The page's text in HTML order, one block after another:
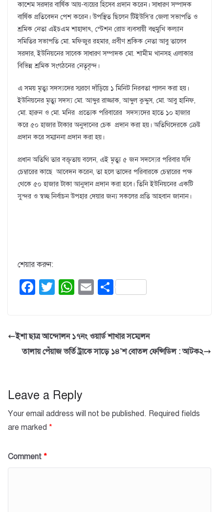
কাশেম সরদার বার্ষিক আয়-ব্যয়ের হিসেব প্রদান করেন। সাধারণ সম্পাদক
বার্ষিক প্রতিবেদন পেশ করেন। উপস্থিত ছিলেন টিইউসি’র জেলা সভাপতি ও
শ্রমিক নেতা এইচএম শাহাদাৎ, স্টেশন রোড ব্যবসায়ী বহুমুখি কল্যান
সমিতির সভাপতি মো. মফিজুর রহমার, প্রবীণ শ্রকিক নেতা আবু তালেব
সরদার, ইউনিয়নের সাবেক সাধারণ সম্পাদক মো. শামীম খানসহ এলাকার
বিভিন্ন শ্রমিক সংগঠনের নেতৃবৃন্দ।
এ সময় মৃত্যু সদস্যদের স্মরণে দাঁড়িয়ে ১ মিনিট নিরবতা পালন করা হয়।
ইউনিয়নের মৃত্যু সদস্য মো. আব্দুর রাজ্জাক, আব্দুল কুদ্দুস, মো. আবু হানিফ,
মো. হারুন ও মো. মনির প্রত্যেক পরিবারের সদস্যদের হাতে ১০ হাজার
করে ৫০ হাজার টাকার অনুদানের চেক প্রদান করা হয়। অতিথিদেরকে ক্রেষ্ট
প্রদান করে সম্মাননা প্রদান করা হয়।
প্রধান অতিথি তার বক্তৃতায় বলেন, এই মৃত্যু ৫ জন সদস্যের পরিবার যদি
চেম্বারের কাছে আবেদন করেন, তা হলে তাদের পরিবারকে চেম্বারের পক্ষ
থেকে ৫০ হাজার টাকা আনুদান প্রদান করা হবে। তিনি ইউনিয়নের একটি
সুন্দর ও স্বচ্ছ নির্বাচন উপহার দেয়ার জন্য সকলের প্রতি আহবান জানান।
শেয়ার করুন:
F
e
b
k
T
er
W
s
A
E S
e
ইশা ছাত্র আন্দোলন ১৭নং ওয়ার্ড শাখার সম্মেলন
তালায় পেঁয়াজ ভর্তি ট্রাকে সাড়ে ১৪’শ বোতল ফেন্সিডিল : আটক২
Leave a Reply
Your email address will not be published. Required fields
are marked *
Comment *